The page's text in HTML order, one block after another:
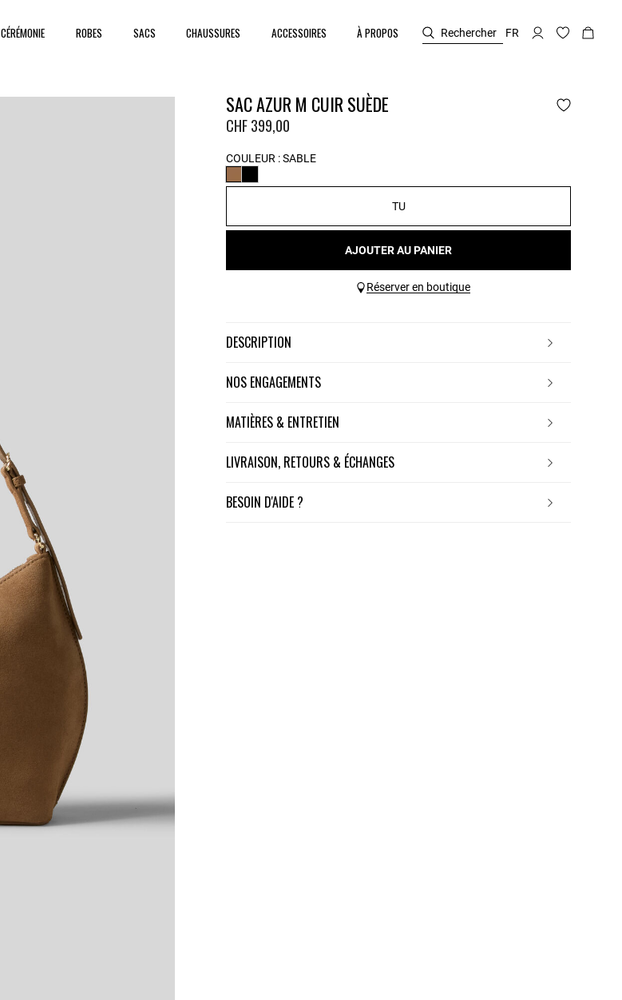
CÉRÉMONIE ROBES SACS CHAUSSURES ACCESSOIRES À PROPOS Rechercher FR
SAC AZUR M CUIR SUÈDE
CHF 399,00
COULEUR :SABLE
TU
AJOUTER AU PANIER
Réserver en boutique
DESCRIPTION
NOS ENGAGEMENTS
MATIÈRES & ENTRETIEN
LIVRAISON, RETOURS & ÉCHANGES
BESOIN D'AIDE ?